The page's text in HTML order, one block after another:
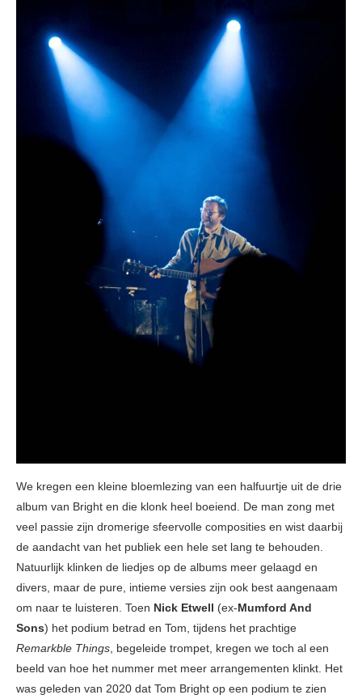
We kregen een kleine bloemlezing van een halfuurtje uit de drie
album van Bright en die klonk heel boeiend. De man zong met
veel passie zijn dromerige sfeervolle composities en wist daarbij
de aandacht van het publiek een hele set lang te behouden.
Natuurlijk klinken de liedjes op de albums meer gelaagd en
divers, maar de pure, intieme versies zijn ook best aangenaam
om naar te luisteren. Toen Nick Etwell (ex-Mumford And
Sons) het podium betrad en Tom, tijdens het prachtige
Remarkble Things, begeleide trompet, kregen we toch al een
beeld van hoe het nummer met meer arrangementen klinkt. Het
was geleden van 2020 dat Tom Bright op een podium te zien